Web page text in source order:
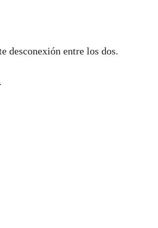
desconexión entre los dos.